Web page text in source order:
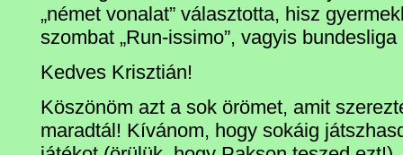
„német vonalat” választotta, hisz
szombat „Run-issimo”, vagyis
Kedves Krisztián!
Köszönöm azt a sok örömet, amit
maradtál! Kívánom, hogy sokáig